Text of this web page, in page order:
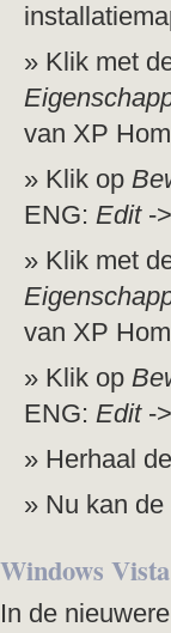
Klik met
van XP
Klik op
ENG: Edit->
Klik met
van XP
Klik op
ENG: Edit->
Herhaal
Nu kan
Windows
In de